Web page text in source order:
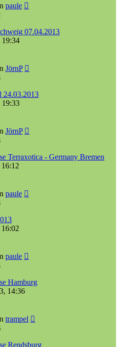
paule
07.04.2013
19:34
JörnP
19:33
JörnP
Terraxotica - Germany Bremen
paule
paule
Hamburg
14:36
trampel
Rendsburg